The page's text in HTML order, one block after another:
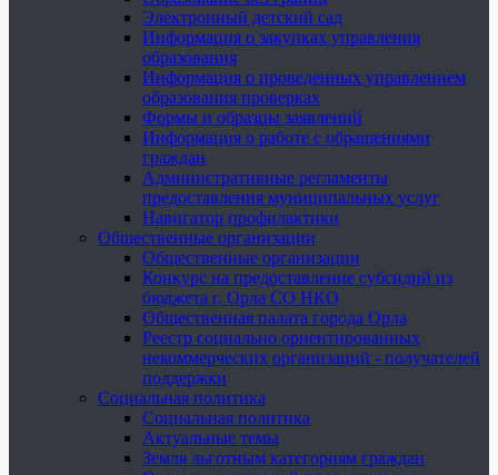
Электронный детский сад
Информация о закупках управления
образования
Информация о проведенных управлением
образования проверках
Формы и образцы заявлений
Информация о работе с обращениями
граждан
Административные регламенты
предоставления муниципальных услуг
Навигатор профилактики
Общественные организации
Общественные организации
Конкурс на предоставление субсидий из
бюджета г. Орла СО НКО
Общественная палата города Орла
Реестр социально ориентированных
некоммерческих организаций - получателей
поддержки
Социальная политика
Социальная политика
Актуальные темы
Земля льготным категориям граждан